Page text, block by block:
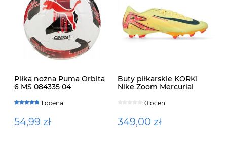
Piłka nożna Puma Orbita
6 MS 084335 04
1 ocena
54,99 zł
Buty piłkarskie KORKI
Nike Zoom Mercurial
Mbappé FG/MG
0 ocen
349,00 zł